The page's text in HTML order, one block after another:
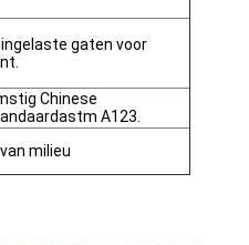
gaten voor
Chinese
A123.
milieu